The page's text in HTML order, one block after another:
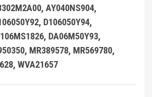
AY040NS904,
D106050Y94,
DA06M50Y93,
MR389578, MR569780,
WVA21657